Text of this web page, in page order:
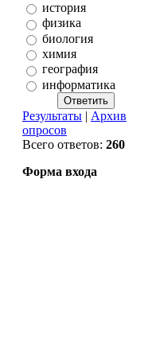
история
физика
биология
химия
география
информатика
Результаты | Архив
опросов
Всего ответов: 260
Форма входа